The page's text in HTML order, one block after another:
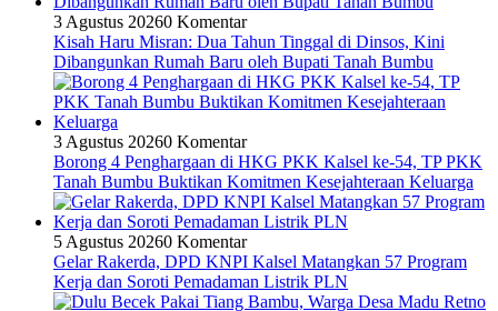
3 Agustus 20260 Komentar
Kisah Haru Misran: Dua Tahun Tinggal di Dinsos, Kini
Dibangunkan Rumah Baru oleh Bupati Tanah Bumbu
3 Agustus 20260 Komentar
Borong 4 Penghargaan di HKG PKK Kalsel ke-54, TP PKK
Tanah Bumbu Buktikan Komitmen Kesejahteraan Keluarga
5 Agustus 20260 Komentar
Gelar Rakerda, DPD KNPI Kalsel Matangkan 57 Program
Kerja dan Soroti Pemadaman Listrik PLN